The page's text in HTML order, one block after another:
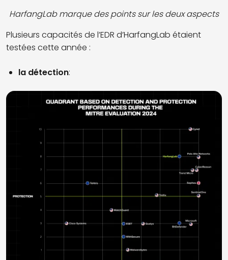
HarfangLab marque des points sur les deux aspects
Plusieurs capacités de l’EDR d’HarfangLab étaient
testées cette année :
la détection: